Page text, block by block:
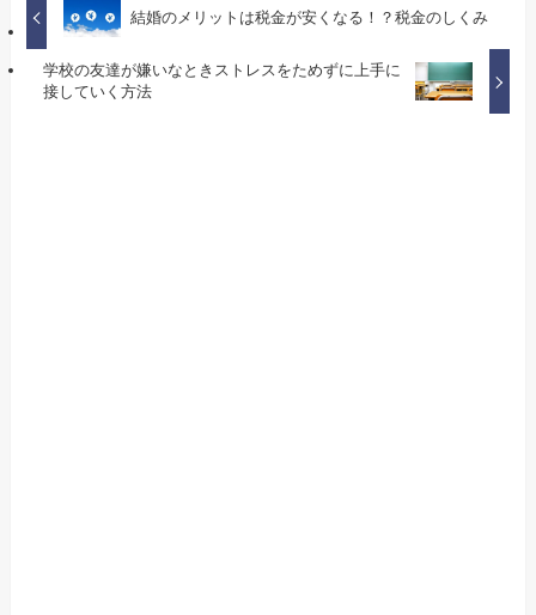
結婚のメリットは税金が安くなる！？税金のしくみ
学校の友達が嫌いなときストレスをためずに上手に
接していく方法